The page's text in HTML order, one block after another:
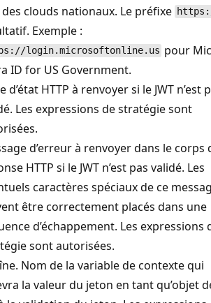
clouds nationaux. Le préfixe
Exemple :
login.microsoftonline.us pour
ID for US Government.
d’état HTTP à renvoyer si le JWT n’est
Les expressions de stratégie sont
d’erreur à renvoyer dans le corps
HTTP si le JWT n’est pas validé. Les
caractères spéciaux de ce
être correctement placés dans une
d’échappement. Les expressions
sont autorisées.
Nom de la variable de contexte qui
la valeur du jeton en tant qu’objet